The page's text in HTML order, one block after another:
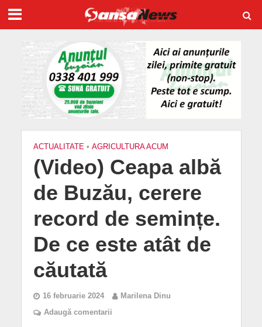
ACTUALITATE • AGRICULTURA ACUM
(Video) Ceapa albă
de Buzău, cerere
record de semințe.
De ce este atât de
căutată
16 februarie 2024
Marilena Dinu
Adaugă comentarii